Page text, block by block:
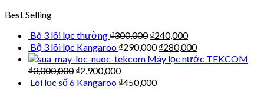
Best Selling
Bô 3 lõi lọc thường₫300,000 ₫240,000
Bộ 3 lõi lọc Kangaroo₫290,000 ₫280,000
Máy lọc nước TEKCOM
₫3,000,000 ₫2,900,000
Lõi lọc số 6 Kangaroo ₫450,000